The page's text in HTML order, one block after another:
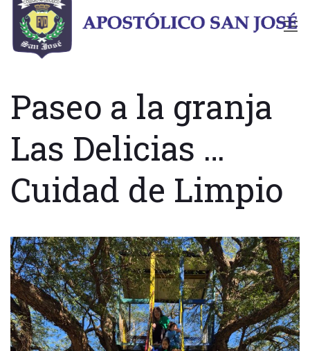
Paseo a la granja
Las Delicias …
Cuidad de Limpio